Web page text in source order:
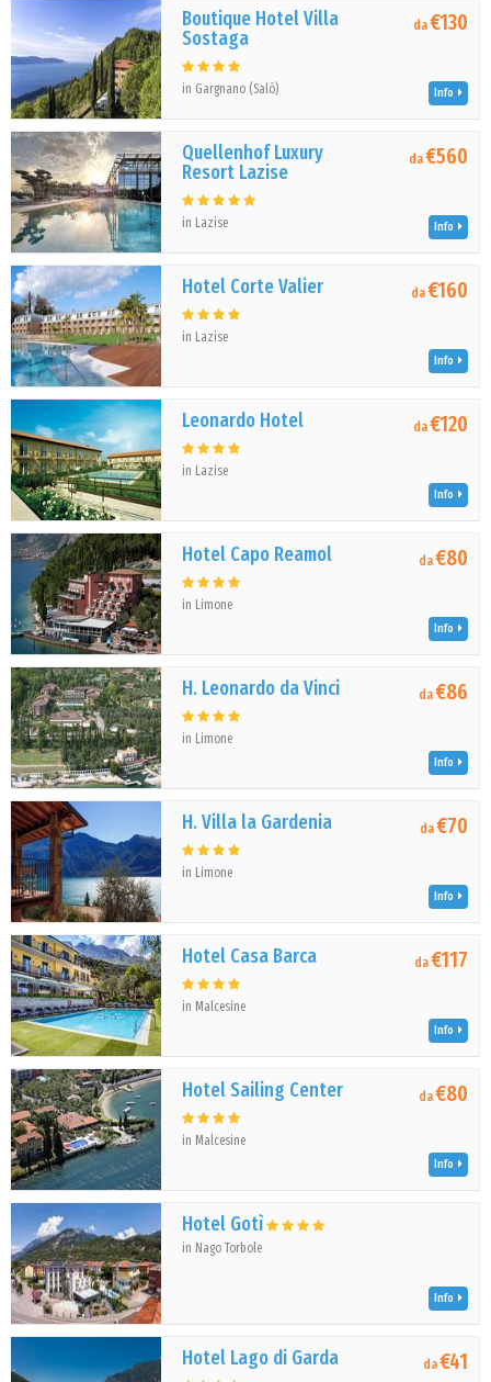
Boutique Hotel Villa
Sostaga
in Gargnano (Salò)
da€130
Info
Quellenhof Luxury
Resort Lazise
in Lazise
da€560
Info
Hotel Corte Valier
in Lazise
da€160
Info
Leonardo Hotel
in Lazise
da€120
Info
Hotel Capo Reamol
in Limone
da€80
Info
H. Leonardo da Vinci
in Limone
da€86
Info
H. Villa la Gardenia
in Limone
da€70
Info
Hotel Casa Barca
in Malcesine
da€117
Info
Hotel Sailing Center
in Malcesine
da€80
Info
Hotel Gotì
in Nago Torbole
Info
Hotel Lago di Garda da€41